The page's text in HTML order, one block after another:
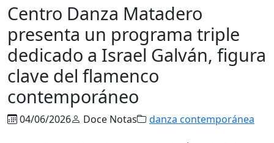
Centro Danza Matadero
presenta un programa triple
dedicado a Israel Galván, figura
clave del flamenco
contemporáneo
04/06/2026 Doce Notas danza contemporánea